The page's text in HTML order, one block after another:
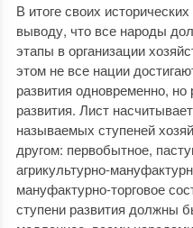
В итоге своих
выводу, что все народы
этапы в организации
этом не все нации
развития одновременно,
развития. Лист
называемых ступеней
другом: первобытное,
агрикультурно-
мануфактурно-торговое
ступени развития должны